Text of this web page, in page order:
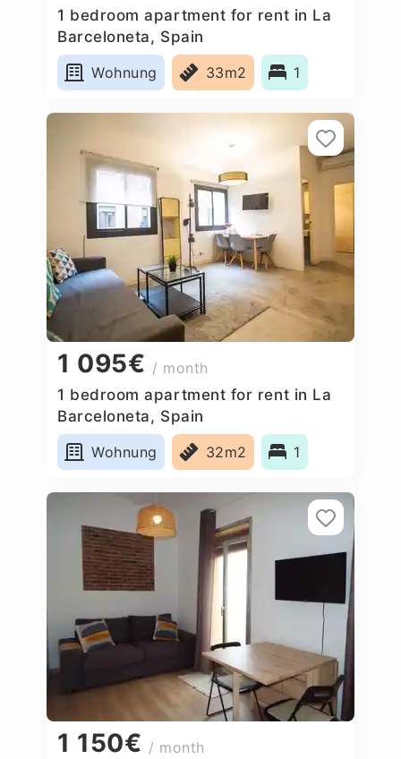
1 bedroom apartment for rent in La
Barceloneta, Spain
Wohnung
33m2 1
1 095€ / month
1 bedroom apartment for rent in La
Barceloneta, Spain
Wohnung
32m2 1
1 150€ / month